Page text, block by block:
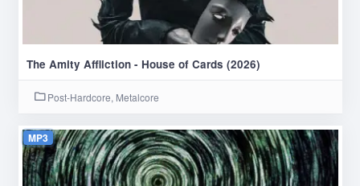
The Amity Affliction - House of Cards (2026)
Post-Hardcore, Metalcore
MP3